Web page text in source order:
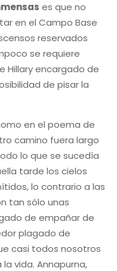
es que no
en el Campo Base
reservados
se requiere
Hillary encargado de
de pisar la
en el poema de
camino fuera largo
lo que se sucedía
tarde los cielos
lo contrario a las
tan sólo unas
de empañar de
plagado de
casi todos nosotros
vida. Annapurna,